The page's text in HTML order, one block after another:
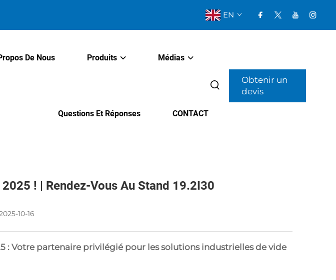
EN
De Nous Produits Médias
Questions Et Réponses CONTACT
Obtenir un
devis
! | Rendez-Vous Au Stand 19.2I30
10-16
: Votre partenaire privilégié pour les solutions industrielles de vide